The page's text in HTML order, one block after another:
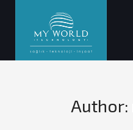
Author: